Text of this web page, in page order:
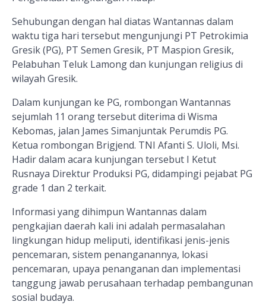
Sehubungan dengan hal diatas Wantannas dalam
waktu tiga hari tersebut mengunjungi PT Petrokimia
Gresik (PG), PT Semen Gresik, PT Maspion Gresik,
Pelabuhan Teluk Lamong dan kunjungan religius di
wilayah Gresik.
Dalam kunjungan ke PG, rombongan Wantannas
sejumlah 11 orang tersebut diterima di Wisma
Kebomas, jalan James Simanjuntak Perumdis PG.
Ketua rombongan Brigjend. TNI Afanti S. Uloli, Msi.
Hadir dalam acara kunjungan tersebut I Ketut
Rusnaya Direktur Produksi PG, didampingi pejabat PG
grade 1 dan 2 terkait.
Informasi yang dihimpun Wantannas dalam
pengkajian daerah kali ini adalah permasalahan
lingkungan hidup meliputi, identifikasi jenis-jenis
pencemaran, sistem penanganannya, lokasi
pencemaran, upaya penanganan dan implementasi
tanggung jawab perusahaan terhadap pembangunan
sosial budaya.